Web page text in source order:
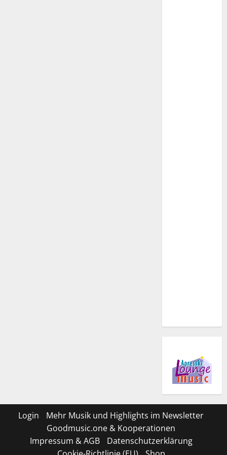
Login
Mehr Musik und Highlights im Newsletter
Goodmusic.one & Kooperationen
Impressum & AGB
Datenschutzerklärung